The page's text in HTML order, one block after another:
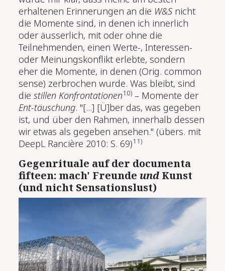
erhaltenen Erinnerungen an die W&S nicht
die Momente sind, in denen ich innerlich
oder äusserlich, mit oder ohne die
Teilnehmenden, einen Werte-, Interessen-
oder Meinungskonflikt erlebte, sondern
eher die Momente, in denen (Orig. common
sense) zerbrochen wurde. Was bleibt, sind
diestillen Konfrontationen10) – Momente der
Ent-täuschung. "[...] [Ü]ber das, was gegeben
ist, und über den Rahmen, innerhalb dessen
wir etwas als gegeben ansehen." (übers. mit
DeepL Rancière 2010: S. 69)11)
Gegenrituale auf der documenta
fifteen: mach' Freunde und Kunst
(und nicht Sensationslust)